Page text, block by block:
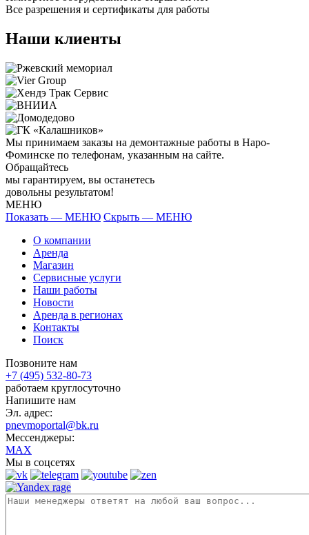
Все разрешения и сертификаты для работы
Наши клиенты
Мы принимаем заказы на демонтажные работы в Наро-
Фоминске по телефонам, указанным на сайте.
Обращайтесь
мы гарантируем, вы останетесь
довольны результатом!
МЕНЮ
Показать — МЕНЮ Скрыть — МЕНЮ
О компании
Аренда
Магазин
Сервисные услуги
Наши работы
Новости
Аренда в регионах
Контакты
Поиск
Позвоните нам
+7 (495) 532-80-73
работаем круглосуточно
Напишите нам
Эл. адрес:
pnevmoportal@bk.ru
Мессенджеры:
MAX
Мы в соцсетях